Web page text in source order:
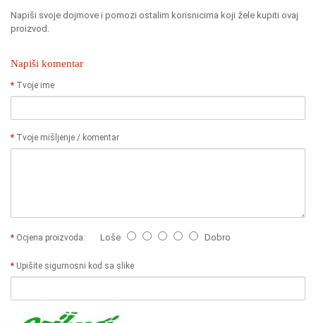
Napiši svoje dojmove i pomozi ostalim korisnicima koji žele kupiti ovaj
proizvod.
Napiši komentar
Tvoje ime
Tvoje mišljenje / komentar
Ocjena proizvoda: Loše Dobro
Upišite sigurnosni kod sa slike